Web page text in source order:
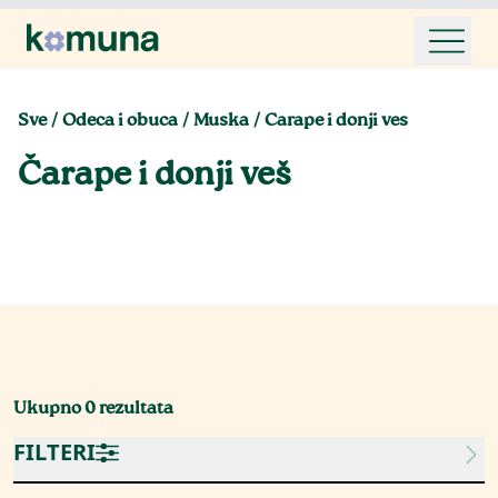
Sve/Odeca i obuca/Muska/Carape i donji ves
Čarape i donji veš
Ukupno0rezultata
FILTERI